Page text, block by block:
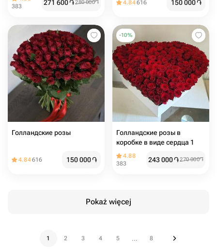
383
271 600֏280 000֏ 4.84616 150 000֏
Голландские розы
4.84616 150 000֏
-10%
Голландские розы в
коробке в виде сердца 1
4.88
383
243 000֏270 000֏
Pokaż więcej
1 2 3 4 5 ... 8